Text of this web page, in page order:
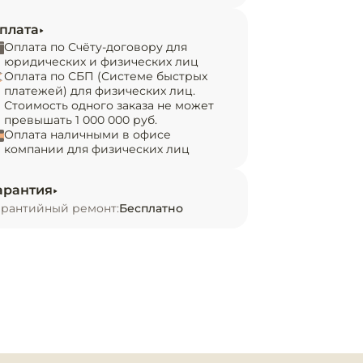
Оплата по Счёту-договору для
юридических и физических лиц
Оплата по СБП (Системе быстрых
платежей) для физических лиц.
Стоимость одного заказа не может
превышать 1 000 000 руб.
Оплата наличными в офисе
компании для физических лиц
ремонт:Бесплатно